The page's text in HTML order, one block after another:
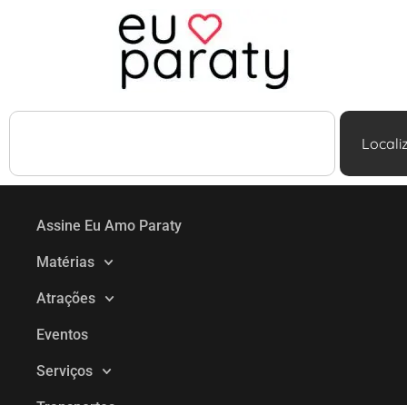
Assine Eu Amo Paraty
Matérias
Atrações
Eventos
Serviços